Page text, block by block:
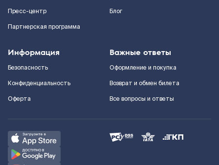
Пресс-центр
Партнерская программа
Блог
Информация
Безопасность
Конфиденциальность
Оферта
Важные ответы
Оформление и покупка
Возврат и обмен билета
Все вопросы и ответы